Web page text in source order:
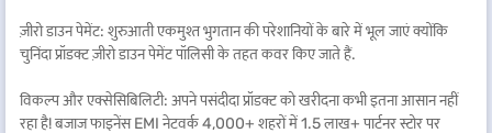
ज़ीरो डाउन पेमेंट: शुरुआती एकमुश्त भुगतान की परेशानियों के बारे में भूल जाएं क्योंकि
चुनिंदा प्रॉडक्ट ज़ीरो डाउन पेमेंट पॉलिसी के तहत कवर किए जाते हैं.
विकल्प और एक्सेसिबिलिटी: अपने पसंदीदा प्रॉडक्ट को खरीदना कभी इतना आसान नहीं
रहा है! बजाज फाइनेंस EMI नेटवर्क 4,000+ शहरों में 1.5 लाख+ पार्टनर स्टोर पर